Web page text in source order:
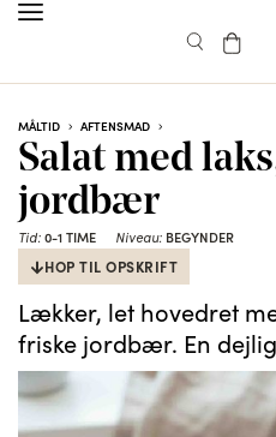
MÅLTID AFTENSMAD
Salat med
jordbær
Tid:0-1 TIME Niveau: BEGYNDER
HOP TIL OPSKRIFT
Lækker, let hovedret
friske jordbær. En